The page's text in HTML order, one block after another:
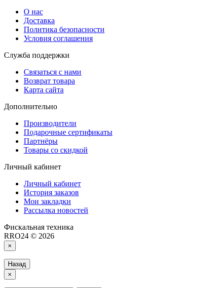
О нас
Доставка
Политика безопасности
Условия соглашения
Служба поддержки
Связаться с нами
Возврат товара
Карта сайта
Дополнительно
Производители
Подарочные сертификаты
Партнёры
Товары со скидкой
Личный кабинет
Личный кабинет
История заказов
Мои закладки
Рассылка новостей
Фискальная техника
RRO24 © 2026
×
Назад
×